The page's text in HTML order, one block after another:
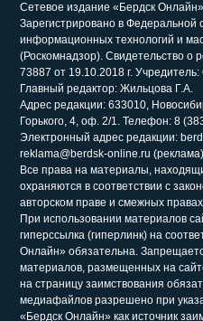
Сетевое издание «Бердск Онлайн»
Зарегистрировано в Федеральной
информационных технологий и
(Роскомнадзор). Свидетельство
73887 от 19.10.2018 г.
Главный редактор: Жильцова Г.А.
Адрес редакции: 633010,
Горького, 4, оф. 2/1. Телефон: 8
Электронный адрес редакции:
reklama@berdsk-online.ru (реклама)
Все права на материалы,
охраняются в соответствии с
авторском праве и смежных
При использовании материалов
гиперссылка (гиперлинк) на
Онлайн» обязательна.
материалов, размещенных на
на страницу заимствования
медиафайлов разрешено при
«Бердск Онлайн» как источник